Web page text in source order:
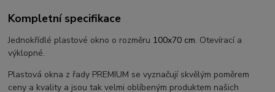
Kompletní specifikace
Jednokřídlé plastové okno o rozměru 100x70 cm. Otevírací a
výklopné.
Plastová okna z řady PREMIUM se vyznačují skvělým poměrem
ceny a kvality a jsou tak velmi oblíbeným produktem našich